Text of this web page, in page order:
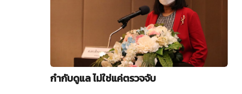
กำกับดูแล ไม่ใช่แค่ตรวจจับ